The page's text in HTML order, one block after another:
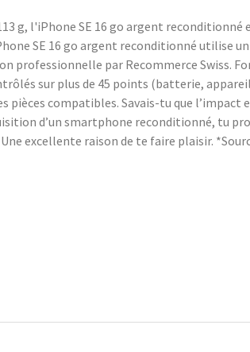
g, l'iPhone SE 16 go argent reconditionné
SE 16 go argent reconditionné utilise
professionnelle par Recommerce Swiss.
sur plus de 45 points (batterie,
compatibles. Savais-tu que l’impact
d’un smartphone reconditionné, tu
excellente raison de te faire plaisir.